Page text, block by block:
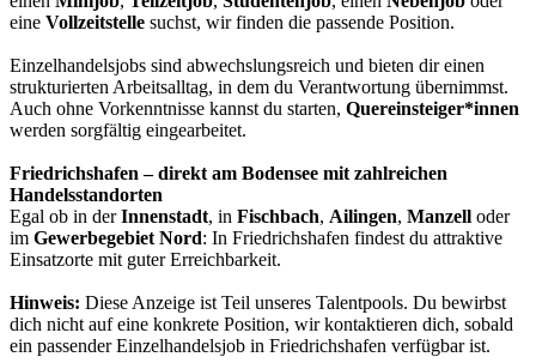
eine Vollzeitstelle suchst, wir finden die passende Position.
Einzelhandelsjobs sind abwechslungsreich und bieten dir einen
strukturierten Arbeitsalltag, in dem du Verantwortung übernimmst.
Auch ohne Vorkenntnisse kannst du starten, Quereinsteiger*innen
werden sorgfältig eingearbeitet.
Friedrichshafen – direkt am Bodensee mit zahlreichen
Handelsstandorten
Egal ob in derInnenstadt, in Fischbach, Ailingen, Manzell oder
im Gewerbegebiet Nord: In Friedrichshafen findest du attraktive
Einsatzorte mit guter Erreichbarkeit.
Hinweis: Diese Anzeige ist Teil unseres Talentpools. Du bewirbst
dich nicht auf eine konkrete Position, wir kontaktieren dich, sobald
ein passender Einzelhandelsjob in Friedrichshafen verfügbar ist.